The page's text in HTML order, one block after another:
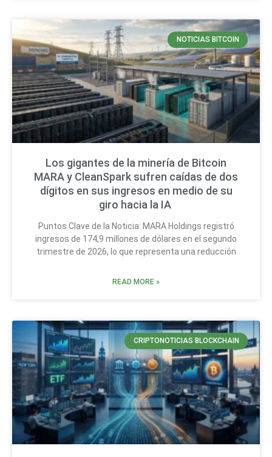
NOTICIAS BITCOIN
Los gigantes de la minería de Bitcoin
MARA y CleanSpark sufren caídas de dos
dígitos en sus ingresos en medio de su
giro hacia la IA
Puntos Clave de la Noticia: MARA Holdings registró
ingresos de 174,9 millones de dólares en el segundo
trimestre de 2026, lo que representa una reducción
READ MORE »
CRIPTONOTICIAS BLOCKCHAIN